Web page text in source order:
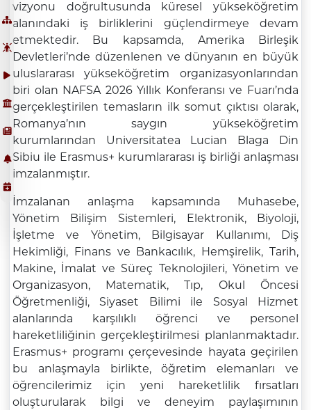
vizyonu doğrultusunda küresel yükseköğretim
alanındaki iş birliklerini güçlendirmeye devam
etmektedir. Bu kapsamda, Amerika Birleşik
Devletleri’nde düzenlenen ve dünyanın en büyük
uluslararası yükseköğretim organizasyonlarından
biri olan NAFSA 2026 Yıllık Konferansı ve Fuarı’nda
gerçekleştirilen temasların ilk somut çıktısı olarak,
Romanya’nın saygın yükseköğretim
kurumlarından Universitatea Lucian Blaga Din
Sibiu ile Erasmus+ kurumlararası iş birliği anlaşması
imzalanmıştır.
İmzalanan anlaşma kapsamında Muhasebe,
Yönetim Bilişim Sistemleri, Elektronik, Biyoloji,
İşletme ve Yönetim, Bilgisayar Kullanımı, Diş
Hekimliği, Finans ve Bankacılık, Hemşirelik, Tarih,
Makine, İmalat ve Süreç Teknolojileri, Yönetim ve
Organizasyon, Matematik, Tıp, Okul Öncesi
Öğretmenliği, Siyaset Bilimi ile Sosyal Hizmet
alanlarında karşılıklı öğrenci ve personel
hareketliliğinin gerçekleştirilmesi planlanmaktadır.
Erasmus+ programı çerçevesinde hayata geçirilen
bu anlaşmayla birlikte, öğretim elemanları ve
öğrencilerimiz için yeni hareketlilik fırsatları
oluşturularak bilgi ve deneyim paylaşımının